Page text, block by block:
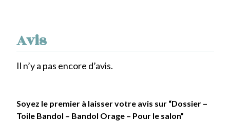
Avis
Il n’y a pas encore d’avis.
Soyez le premier à laisser votre avis sur “Dossier –
Toile Bandol – Bandol Orage – Pour le salon”